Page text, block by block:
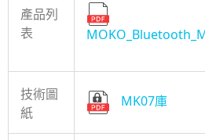
產品列
表
技術圖
紙
MK07庫